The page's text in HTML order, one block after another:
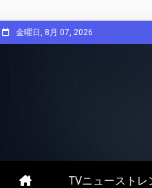
金曜日, 8月 07, 2026
TVニューストレ